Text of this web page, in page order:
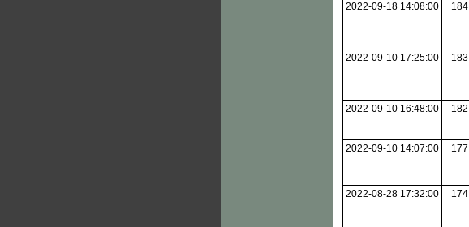
2022-09-18 14:08:00 184
2022-09-10 17:25:00 183
2022-09-10 16:48:00 182
2022-09-10 14:07:00 177
2022-08-28 17:32:00 174